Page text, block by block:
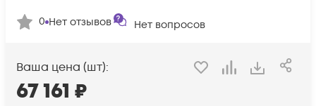
0 Нет отзывов Нет вопросов
Ваша цена (шт):
67 161 ₽